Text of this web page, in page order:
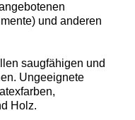
und anderen
saugfähigen und
Ungeeignete
Holz.